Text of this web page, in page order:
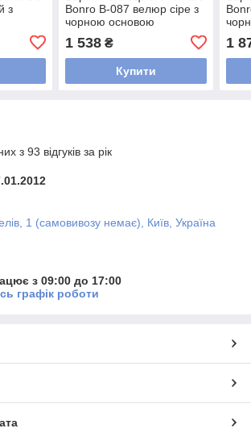
з
Bonro B-087 велюр сіре з
чорною основою
1 538₴
Купити
1
з 93 відгуків за рік
1 (самовивозу немає), Київ, Україна
з 09:00 до 17:00
графік роботи